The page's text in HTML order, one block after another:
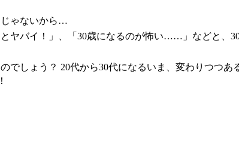
ゃないから…
とヤバイ！」、「30歳になるのが怖い……」などと
でしょう？ 20代から30代になるいま、変わりつつ